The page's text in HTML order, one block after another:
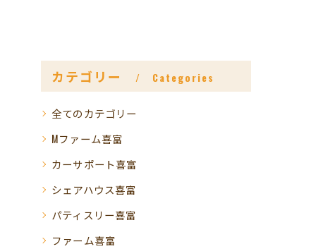
カテゴリー Categories
全てのカテゴリー
Mファーム喜富
カーサポート喜富
シェアハウス喜富
パティスリー喜富
ファーム喜富